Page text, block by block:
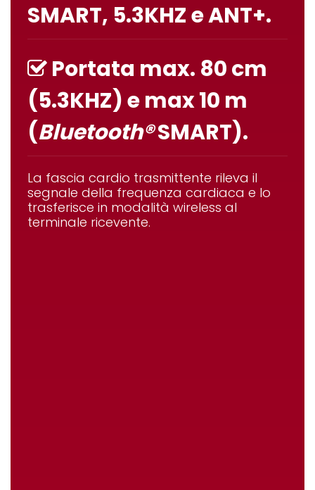
SMART, 5.3KHZ e ANT+.
Portata max. 80 cm
(5.3KHZ) e max 10 m
(Bluetooth®SMART).
La fascia cardio trasmittente rileva il
segnale della frequenza cardiaca e lo
trasferisce in modalità wireless al
terminale ricevente.